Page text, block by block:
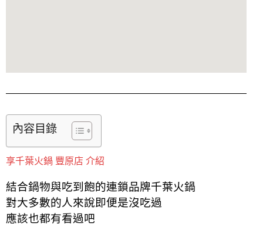
內容目錄
享千葉火鍋 豐原店 介紹
結合鍋物與吃到飽的連鎖品牌千葉火鍋
對大多數的人來說即便是沒吃過
應該也都有看過吧